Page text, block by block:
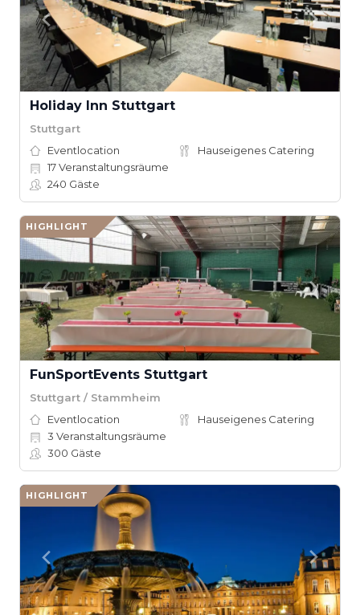
Holiday Inn Stuttgart
Stuttgart
Eventlocation
Hauseigenes Catering
17Veranstaltungsräume
240 Gäste
HIGHLIGHT
FunSportEvents Stuttgart
Stuttgart / Stammheim
Eventlocation
Hauseigenes Catering
3 Veranstaltungsräume
300 Gäste
HIGHLIGHT